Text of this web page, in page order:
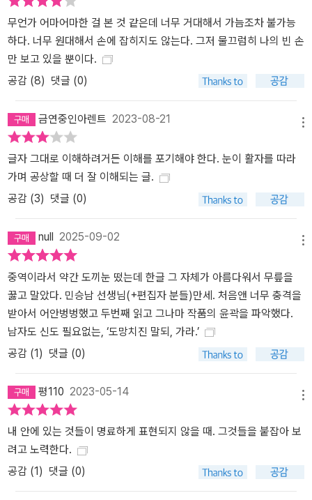
무언가 어마어마한 걸 본 것 같은데 너무 거대해서 가늠조차 불가능
하다. 너무 원대해서 손에 잡히지도 않는다. 그저 물끄럼히 나의 빈 손
만 보고 있을 뿐이다.
공감 (8) 댓글 (0)
금연중인아렌트 2023-08-21
글자 그대로 이해하려거든 이해를 포기해야 한다. 눈이 활자를 따라
가며 공상할 때 더 잘 이해되는 글.
공감 (3) 댓글 (0)
null 2025-09-02
중역이라서 약간 도끼눈 떴는데 한글 그 자체가 아름다워서 무릎을
꿇고 말았다. 민승남 선생님(+편집자 분들)만세. 처음앤 너무 충격을
받아서 어안벙벙했고 두번째 읽고 그나마 작품의 윤곽을 파악했다.
남자도 신도 필요없는, ‘도망치진 말되, 가라.’
공감 (1) 댓글 (0)
평110 2023-05-14
내 안에 있는 것들이 명료하게 표현되지 않을 때. 그것들을 붙잡아 보
려고 노력한다.
공감 (1 ) 댓글 (0)